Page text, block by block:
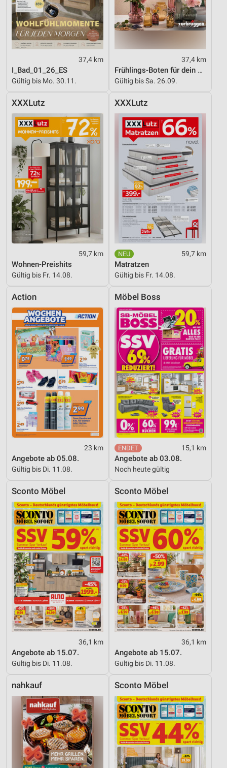
37,4 km
I_Bad_01_26_ES
Gültig bis Mo. 30.11.
37,4 km
Frühlings-Boten für dein Zuhause
Gültig bis Sa. 26.09.
XXXLutz
59,7 km
Wohnen-Preishits
Gültig bis Fr. 14.08.
XXXLutz
59,7 km
Matratzen
Gültig bis Fr. 14.08.
Action
23 km
Angebote ab 05.08.
Gültig bis Di. 11.08.
Möbel Boss
15,1 km
Angebote ab 03.08.
Noch heute gültig
Sconto Möbel
36,1 km
Angebote ab 15.07.
Gültig bis Di. 11.08.
Sconto Möbel
36,1 km
Angebote ab 15.07.
Gültig bis Di. 11.08.
nahkauf Sconto Möbel